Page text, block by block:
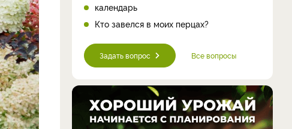
календарь
Кто завелся в моих перцах?
Задать вопрос Все вопросы